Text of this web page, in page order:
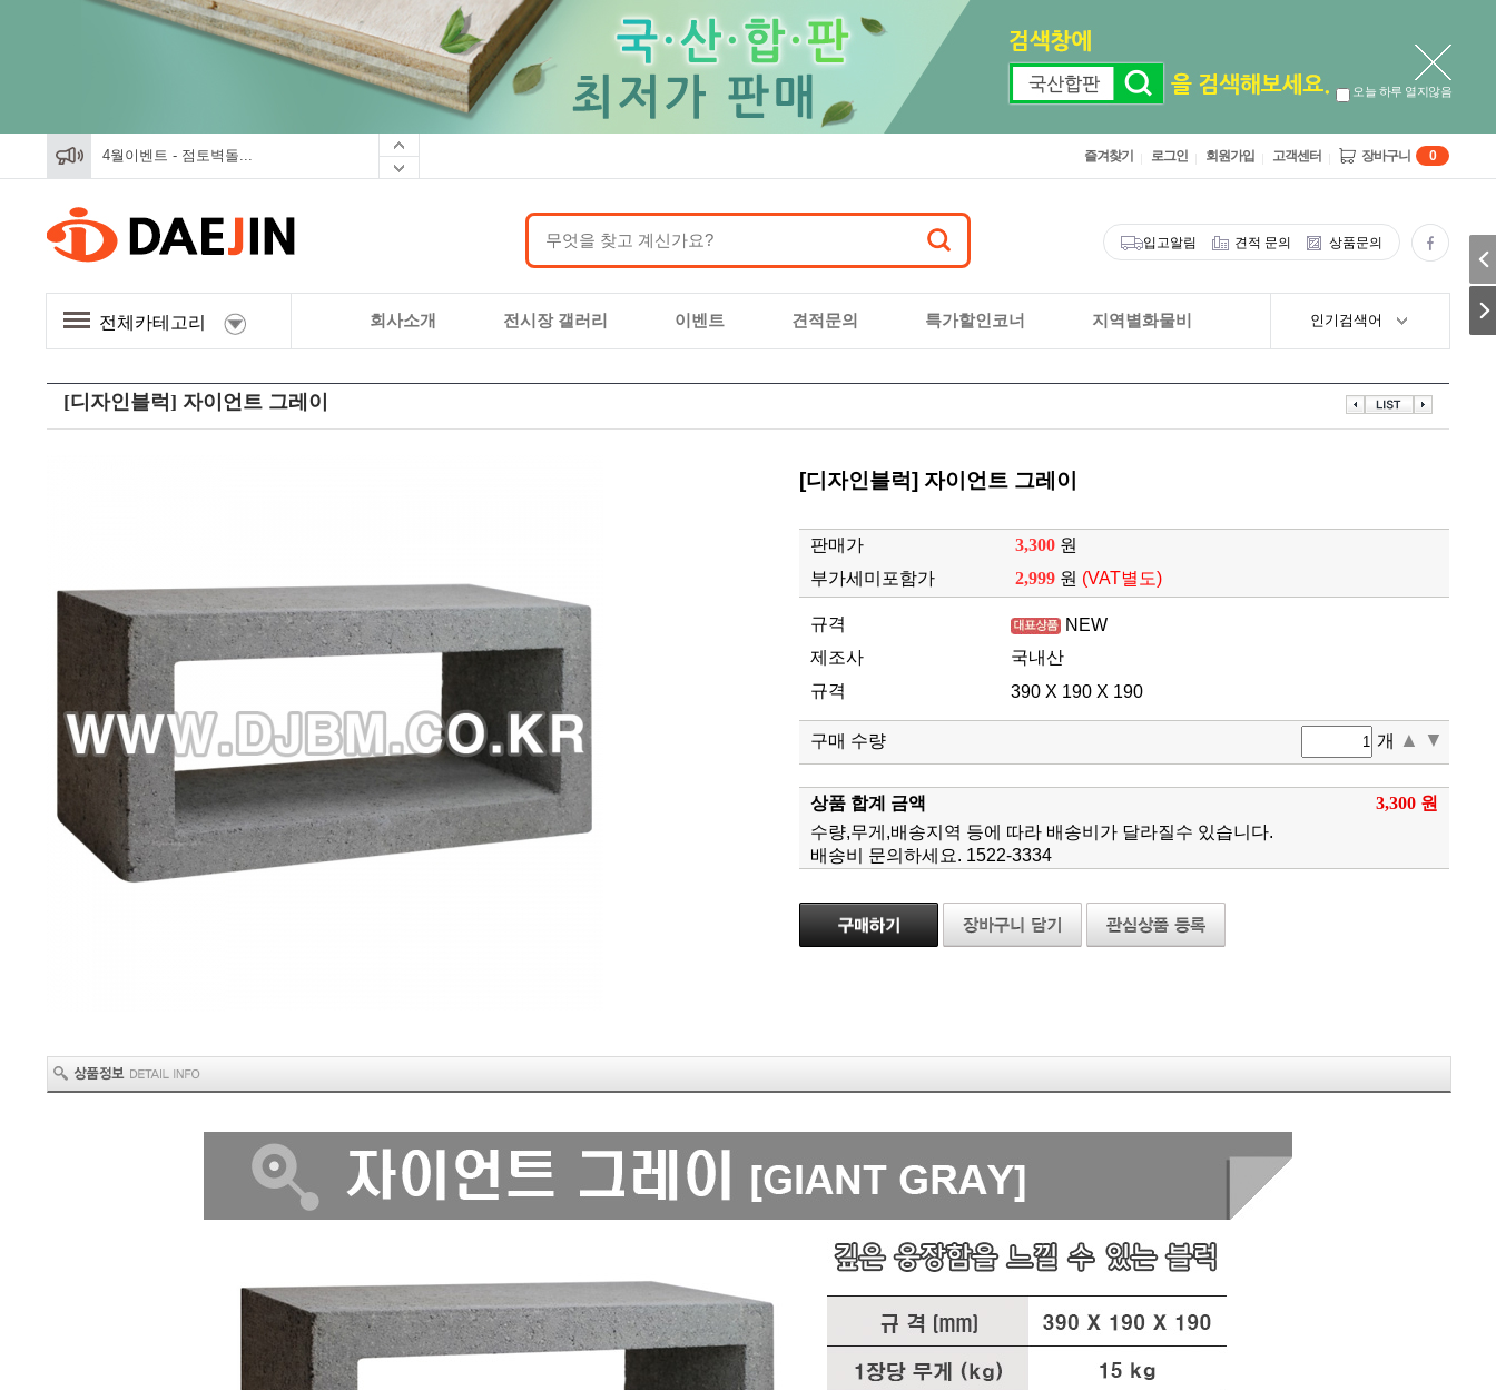
오늘 하루 열지않음
4월이벤트 - 점토벽돌... 즐겨찾기 로그인 회원가입 고객센터 장바구니 0
입고알림 견적 문의 상품문의
전체카테고리 회사소개 전시장 갤러리 이벤트 견적문의 특가할인코너 지역별화물비 인기검색어
[디자인블럭] 자이언트 그레이
[디자인블럭] 자이언트 그레이
판매가 3,300 원
부가세미포함가
2,999 원 (VAT별도)
규격
NEW
제조사
국내산
규격
390 X 190 X 190
구매 수량 개 ▲ ▼
상품 합계 금액
3,300 원
수량,무게,배송지역 등에 따라 배송비가 달라질수 있습니다.
배송비 문의하세요. 1522-3334